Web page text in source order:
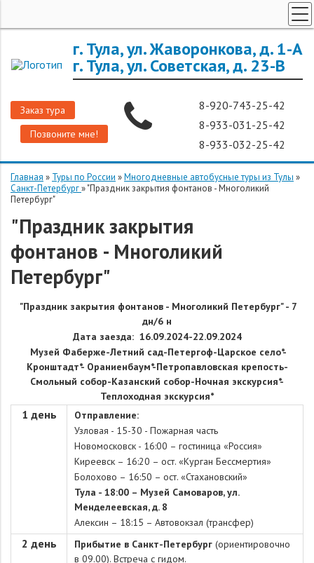
г. Тула, ул. Жаворонкова, д. 1-А
г. Тула, ул. Советская, д. 23-В
Заказ тура
Позвоните мне!
8-920-743-25-42
8-933-031-25-42
8-933-032-25-42
ЗАРУБЕЖНЫЕ ТУРЫ
ГОРЯЩИЕ ТУРЫ
О КОМПАНИИ
Главная » Туры по России »Многодневные автобусные туры из Тулы »
Санкт-Петербург»"Праздник закрытия фонтанов - Многоликий
Петербург"
"Праздник закрытия
фонтанов - Многоликий
Петербург"
"Праздник закрытия фонтанов - Многоликий Петербург" - 7
дн/6 н
Дата заезда: 16.09.2024-22.09.2024
Музей Фаберже-Летний сад-Петергоф-Царское село*-
Кронштадт*- Ораниенбаум*-Петропавловская крепость-
Смольный собор-Казанский собор-Ночная экскурсия*-
Теплоходная экскурсия*
1 день
Отправление:
Узловая - 15-30 - Пожарная часть
Новомосковск - 16:00 – гостиница «Россия»
Киреевск – 16:20 – ост. «Курган Бессмертия»
Болохово – 16:50 – ост. «Стахановский»
Тула - 18:00 – Музей Самоваров, ул.
Менделеевская, д. 8
Алексин – 18:15 – Автовокзал (трансфер)
2 день Прибытие в Санкт-Петербург (ориентировочно
в 09.00). Встреча с гидом.